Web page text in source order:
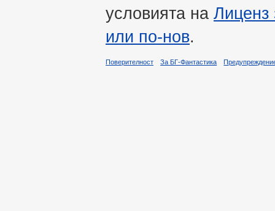
условията на Лиценз
или по-нов.
Поверителност За БГ-Фантастика